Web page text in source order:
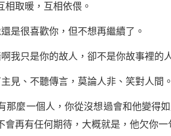
相取暖，互相依偎。
很喜歡你，但不想再繼續了。
只是你的故人，卻不是你故事裡的
、不聽傳言，莫論人非、笑對人間。
麼一個人，你從沒想過會和他變得如
會再有任何期待，大概就是，他欠你一